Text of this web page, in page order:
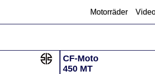
Motorräder
CF-Moto
450 MT